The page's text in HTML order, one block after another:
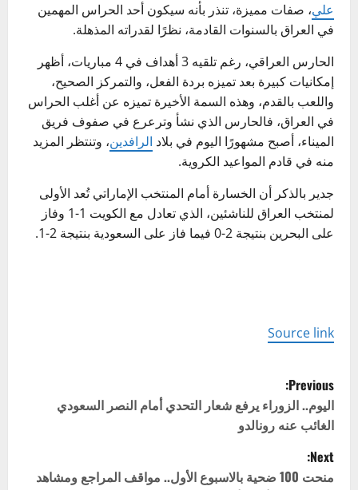
علي، صفات مميزة، تنذر بأنه سيكون أحد الحراس المهمين
في العراق بالسنوات القادمة، نظرًا لقدراته المذهلة.
الحارس العراقي، رغم تلقيه 3 أهداف في 4 مباريات، أظهر
إمكانيات كبيرة بعد تميزه بردة الفعل، والتمركز الصحيح،
واللعب بالقدم، وهذه السمة الأخيرة تميزه عن أغلب الحراس
في العراق، فالحارس الذي نشأ وترعرع في صفوف فريق
الميناء، أصبح مشهورًا اليوم في بلاد الرافدين، وتنتظر المزيد
منه في قادم المواعيد الكروية.
جدير بالذكر أن الخسارة أمام المنتخب الإماراتي تُعد الأولى
لمنتخب العراق للناشئين، الذي تعادل مع الكويت 1-1 وفاز
على البحرين بنتيجة 2-0 فيما فاز على السعودية بنتيجة 2-1.
Source link
P
o
s
t
Previous:
اليوم.. الزوراء يرفع شعار التحدي أمام النصر السعودي
الغائب عنه رونالدو
Next:
منحت 100 ضحية بالاسبوع الأول.. مواقف المراجع ومشاهد